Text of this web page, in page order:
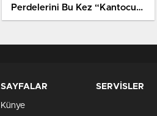
Perdelerini Bu Kez “Kantocu”
Oyunuyla Açtı
SAYFALAR
Künye
SERVİSLER